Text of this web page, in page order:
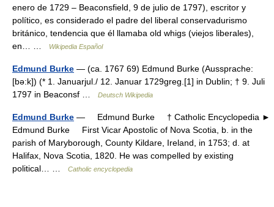
enero de 1729 – Beaconsfield, 9 de julio de 1797), escritor y
político, es considerado el padre del liberal conservadurismo
británico, tendencia que él llamaba old whigs (viejos liberales),
en… …
Wikipedia Español
Edmund Burke — (ca. 1767 69) Edmund Burke (Aussprache:
[bə:k]) (* 1. Januarjul./ 12. Januar 1729greg.[1] in Dublin; † 9. Juli
1797 in Beaconsf …
Deutsch Wikipedia
Edmund Burke — Edmund Burke † Catholic Encyclopedia ►
Edmund Burke First Vicar Apostolic of Nova Scotia, b. in the
parish of Maryborough, County Kildare, Ireland, in 1753; d. at
Halifax, Nova Scotia, 1820. He was compelled by existing
political… …
Catholic encyclopedia